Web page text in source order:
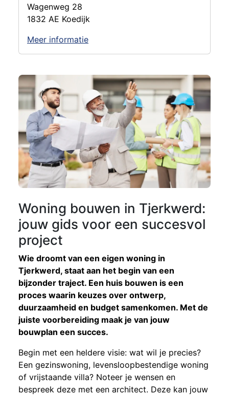
Wagenweg 28
1832 AE Koedijk
Meer informatie
Woning bouwen in Tjerkwerd:
jouw gids voor een succesvol
project
Wie droomt van een eigen woning in
Tjerkwerd, staat aan het begin van een
bijzonder traject. Een huis bouwen is een
proces waarin keuzes over ontwerp,
duurzaamheid en budget samenkomen. Met de
juiste voorbereiding maak je van jouw
bouwplan een succes.
Begin met een heldere visie: wat wil je precies?
Een gezinswoning, levensloopbestendige woning
of vrijstaande villa? Noteer je wensen en
bespreek deze met een architect. Deze kan jouw